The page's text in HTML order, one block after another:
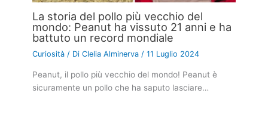
La storia del pollo più vecchio del
mondo: Peanut ha vissuto 21 anni e ha
battuto un record mondiale
Curiosità / DiClelia Alminerva /11 Luglio 2024
Peanut, il pollo più vecchio del mondo! Peanut è
sicuramente un pollo che ha saputo lasciare…